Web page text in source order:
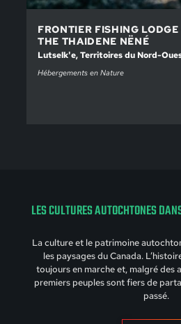
FRONTIER FISHING LODGE
THE THAIDENE NËNÉ
Lutselk'e, Territoires du Nord-
Hébergements en Nature
LES CULTURES AUTOCHTONES
La culture et le patrimoine
les paysages du Canada.
toujours en marche et, malgré des
premiers peuples sont fiers de
passé.